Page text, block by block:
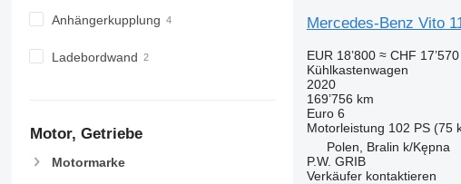
Anhängerkupplung
Ladebordwand
Motor, Getriebe
Motormarke
Mercedes-Benz Vito
EUR 18’800 ≈ CHF 17’570
Kühlkastenwagen
2020
169’756 km
Euro 6
Motorleistung 102 PS (75
Polen, Bralin k/Kępna
P.W. GRIB
Verkäufer kontaktieren